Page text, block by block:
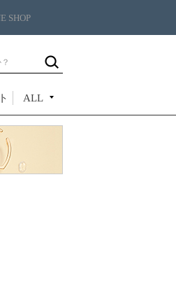
SHOP
ALL